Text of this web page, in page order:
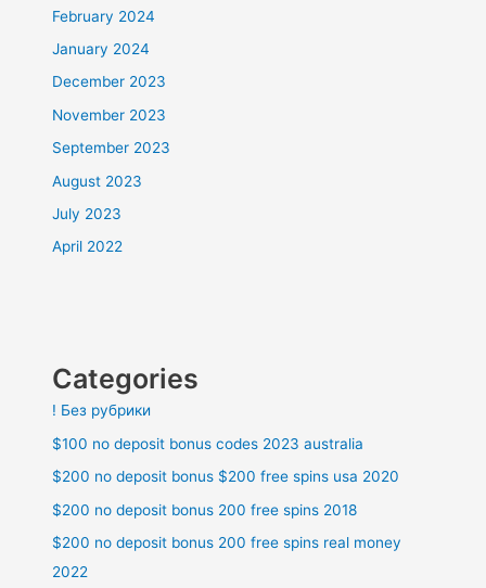
February 2024
January 2024
December 2023
November 2023
September 2023
August 2023
July 2023
April 2022
Categories
! Без рубрики
$100 no deposit bonus codes 2023 australia
$200 no deposit bonus $200 free spins usa 2020
$200 no deposit bonus 200 free spins 2018
$200 no deposit bonus 200 free spins real money
2022